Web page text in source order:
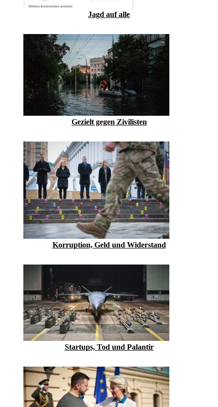
Jagd auf alle
Gezielt gegen Zivilisten
Korruption, Geld und Widerstand
Startups, Tod und Palantir